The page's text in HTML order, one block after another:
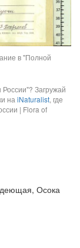
в "Полной
Загружай
наiNaturalist, где
| Flora of
Осока